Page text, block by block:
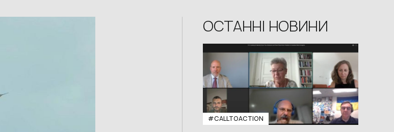
ОСТАННІ НОВИНИ
#CALLTOACTION